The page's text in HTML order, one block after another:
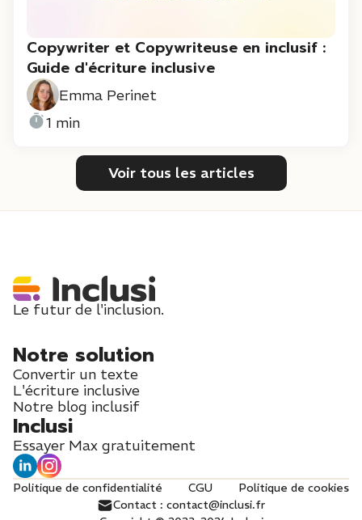
Copywriter et Copywriteuse en inclusif :
Guide d'écriture inclusive
Emma Perinet
1 min
Voir tous les articles
Le futur de l'inclusion.
Notre solution
Convertir un texte
L'écriture inclusive
Notre blog inclusif
Inclusi
Essayer Max gratuitement
Politique de confidentialité CGU
Politique de cookies
Contact : contact@inclusi.fr